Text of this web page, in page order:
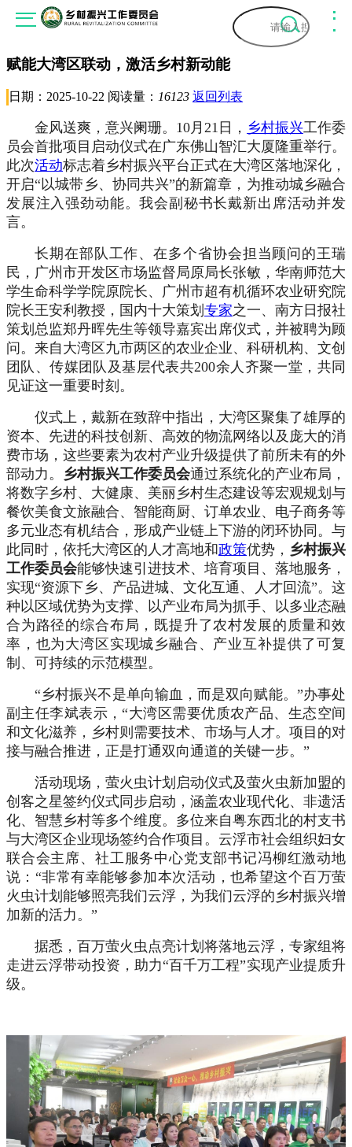
首页
关于我们
关于委员会
委员会专家
领导寄语
组织架构
工作动态
通知公告
会员动态
新闻资讯
振兴顾问
专家视角
人物访谈
生态宜居
政府招商
入会流程
入会说明
政策法规
国家政策
地方法规
惠农政策
乡村振兴艺术团
艺术团介绍
组织架构
巡演方案
艺术团曲目
最新动态
演出风采
证书查询
乡村振兴综合服务平台
赋能大湾区联动，激活乡村新动能
日期：2025-10-22 阅读量： 16123 返回列表
金风送爽，意兴阑珊。 10月21日， 乡村振兴工作委
员会首批项目启动仪式在广东佛山智汇大厦隆重举行。
此次活动标志着乡村振兴平台正式在大湾区落地深化，
开启“以城带乡、协同共兴”的新篇章，为推动城乡融合
发展注入强劲动能。我会副秘书长戴新出席活动并发
言。
长期在部队工作、在多个省协会担当顾问的王瑞
民，广州市开发区市场监督局原局长张敏，华南师范大
学生命科学学院原院长、广州市超有机循环农业研究院
院长王安利教授，国内十大策划 专家之一、南方日报社
策划总监郑丹晖先生等领导嘉宾出席仪式，并被聘为顾
问。来自大湾区九市两区的农业企业、科研机构、文创
团队、传媒团队及基层代表共200余人齐聚一堂，共同
见证这一重要时刻。
仪式上 ， 戴新在致辞中指出， 大湾区聚集了雄厚的
资本、先进的科技创新、高效的物流网络以及庞大的消
费市场，这些要素为农村产业升级提供了前所未有的外
部动力。 乡村振兴工作委员会通过系统化的产业布局，
将数字乡村、大健康、美丽乡村生态建设等宏观规划与
餐饮美食文旅融合、智能商厨、订单农业、电子商务等
多元业态有机结合，形成产业链上下游的闭环协同。与
此同时，依托大湾区的人才高地和政策优势， 乡村振兴
工作委员会能够快速引进技术、培育项目、落地服务，
实现“资源下乡、产品进城、文化互通、人才回流”。这
种以区域优势为支撑、以产业布局为抓手、以多业态融
合为路径的综合布局，既提升了农村发展的质量和效
率，也为大湾区实现城乡融合、产业互补提供了可复
制、可持续的示范模型。
“乡村振兴不是单向输血，而是双向赋能。”办事处
副主任李斌表示，“大湾区需要优质农产品、生态空间
和文化滋养，乡村则需要技术、市场与人才。 项目的对
接与融合推进 ，正是打通双向通道的关键一步。 ”
活动现场，萤火虫计划启动仪式及萤火虫新加盟的
创客之星签约仪式同步启动，涵盖农业现代化、非遗活
化、智慧乡村等多个维度。 多位来自粤东西北的村支书
与大湾区企业现场签约合作项目。云浮市社会组织妇女
联合会主席、社工服务中心党支部书记冯柳红激动地
说： “非常有幸能够参加本次活动 ，也希望这个百万萤
火虫计划能够照亮我们云浮，为我们云浮的乡村振兴增
加新的活力。 ”
据悉，百万萤火虫点亮计划将落地云浮，专家组将
走进云浮带动投资，助力“百千万工程”实现产业提质升
级。